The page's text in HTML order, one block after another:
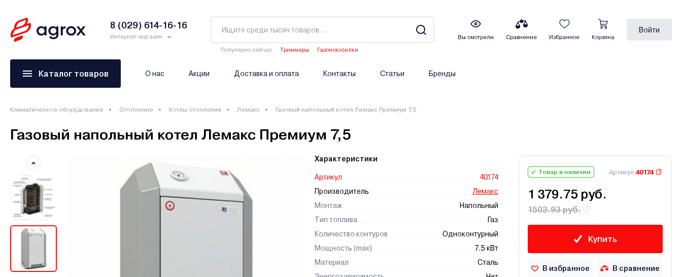
8 (029) 614-16-16
Интернет-магазин
Популярно сейчас Триммеры
Газонокосилки
Вы смотрели Сравнение Избранное Корзина
Войти
Каталог товаров О нас Акции Доставка и оплата Контакты Статьи Бренды
Климатическое оборудование Отопление Котлы отопления Лемакс Газовый напольный котел Лемакс Премиум 7,5
Газовый напольный котел Лемакс Премиум 7,5
Характеристики
Артикул
40174
Производитель
Лемакс
Монтаж
Напольный
Тип топлива
Газ
Количество контуров
Одноконтурный
Мощность (max)
7.5 кВт
Материал
Сталь
Товар в наличии Артикул 40174
1 379.75 руб.
1503.93 руб.
Купить
В избранное В сравнение